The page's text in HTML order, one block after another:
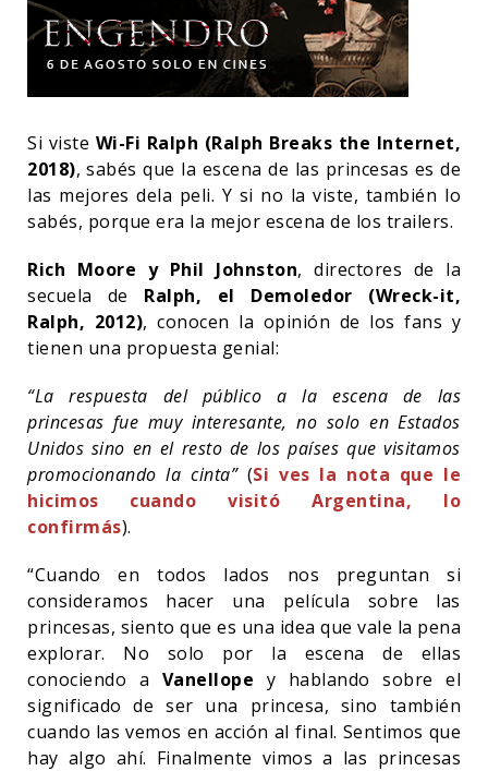
Si viste Wi-Fi Ralph (Ralph Breaks the Internet,
2018), sabés que la escena de las princesas es de
las mejores dela peli. Y si no la viste, también lo
sabés, porque era la mejor escena de los trailers.
Rich Moore y Phil Johnston, directores de la
secuela de Ralph, el Demoledor (Wreck-it,
Ralph, 2012), conocen la opinión de los fans y
tienen una propuesta genial:
“La respuesta del público a la escena de las
princesas fue muy interesante, no solo en Estados
Unidos sino en el resto de los países que visitamos
promocionando la cinta”(Si ves la nota que le
hicimos cuando visitó Argentina, lo
confirmás).
“Cuando en todos lados nos preguntan si
consideramos hacer una película sobre las
princesas, siento que es una idea que vale la pena
explorar. No solo por la escena de ellas
conociendo a Vanellope y hablando sobre el
significado de ser una princesa, sino también
cuando las vemos en acción al final. Sentimos que
hay algo ahí. Finalmente vimos a las princesas